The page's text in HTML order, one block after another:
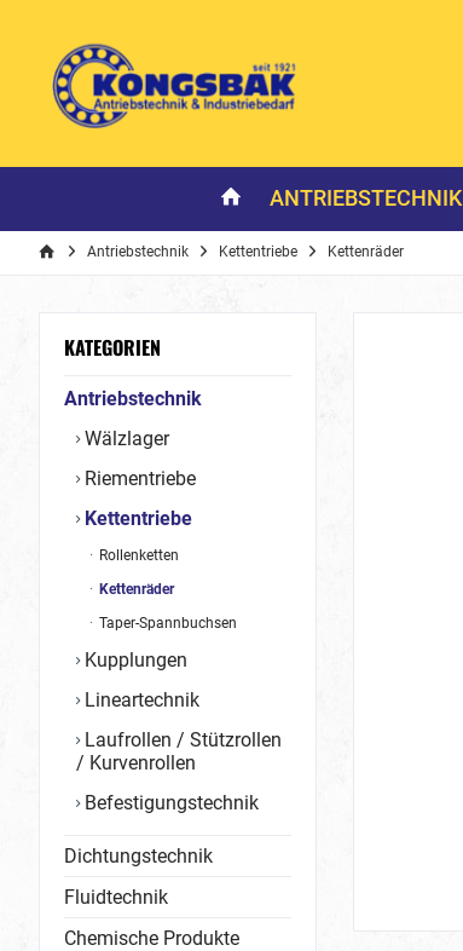
ANTRIEBSTECHNIK
Antriebstechnik Kettentriebe Kettenräder
KATEGORIEN
Antriebstechnik
Wälzlager
Riementriebe
Kettentriebe
Rollenketten
Kettenräder
Taper-Spannbuchsen
Kupplungen
Lineartechnik
Laufrollen / Stützrollen
/ Kurvenrollen
Befestigungstechnik
Dichtungstechnik
Fluidtechnik
Chemische Produkte